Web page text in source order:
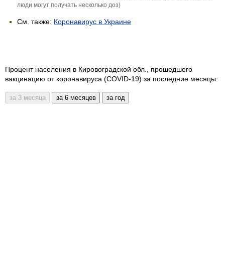
люди могут получать несколько доз)
См. также: Коронавирус в Украине
Процент населения в Кировоградской обл., прошедшего
вакцинацию от коронавируса (COVID-19) за последние месяцы: